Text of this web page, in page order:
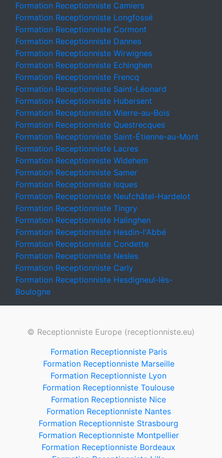
Formation Receptionniste Camiers
Formation Receptionniste Longfossé
Formation Receptionniste Cormont
Formation Receptionniste Dannes
Formation Receptionniste Wirwignes
Formation Receptionniste Echinghen
Formation Receptionniste Frencq
Formation Receptionniste Saint-Léonard
Formation Receptionniste Hubersent
Formation Receptionniste Wierre-au-Bois
Formation Receptionniste Questrecques
Formation Receptionniste Saint-Étienne-au-Mont
Formation Receptionniste Lacres
Formation Receptionniste Widehem
Formation Receptionniste Samer
Formation Receptionniste Isques
Formation Receptionniste Neufchâtel-Hardelot
Formation Receptionniste Tingry
Formation Receptionniste Halinghen
Formation Receptionniste Hesdin-l'Abbé
Formation Receptionniste Condette
Formation Receptionniste Nesles
Formation Receptionniste Carly
Formation Receptionniste Hesdigneul-lès-
Boulogne
© Receptionniste Europe (receptionniste.eu)
Formation Receptionniste Paris
Formation Receptionniste Marseille
Formation Receptionniste Lyon
Formation Receptionniste Toulouse
Formation Receptionniste Nice
Formation Receptionniste Nantes
Formation Receptionniste Strasbourg
Formation Receptionniste Montpellier
Formation Receptionniste Bordeaux